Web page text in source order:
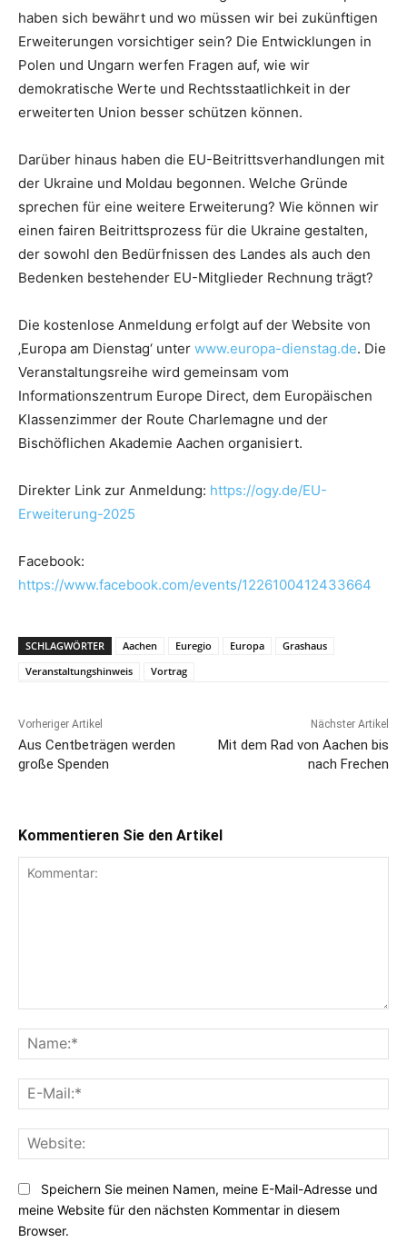
haben sich bewährt und wo müssen wir bei zukünftigen
Erweiterungen vorsichtiger sein? Die Entwicklungen in
Polen und Ungarn werfen Fragen auf, wie wir
demokratische Werte und Rechtsstaatlichkeit in der
erweiterten Union besser schützen können.
Darüber hinaus haben die EU-Beitrittsverhandlungen mit
der Ukraine und Moldau begonnen. Welche Gründe
sprechen für eine weitere Erweiterung? Wie können wir
einen fairen Beitrittsprozess für die Ukraine gestalten,
der sowohl den Bedürfnissen des Landes als auch den
Bedenken bestehender EU-Mitglieder Rechnung trägt?
Die kostenlose Anmeldung erfolgt auf der Website von
‚Europa am Dienstag‘ unter www.europa-dienstag.de. Die
Veranstaltungsreihe wird gemeinsam vom
Informationszentrum Europe Direct, dem Europäischen
Klassenzimmer der Route Charlemagne und der
Bischöflichen Akademie Aachen organisiert.
Direkter Link zur Anmeldung: https://ogy.de/EU-
Erweiterung-2025
Facebook:
https://www.facebook.com/events/1226100412433664
SCHLAGWÖRTER Aachen Euregio Europa
Grashaus
Veranstaltungshinweis
Vortrag
Vorheriger Artikel
Aus Centbeträgen werden
große Spenden
Nächster Artikel
Mit dem Rad von Aachen bis
nach Frechen
Kommentieren Sie den Artikel
Speichern Sie meinen Namen, meine E-Mail-Adresse und
meine Website für den nächsten Kommentar in diesem
Browser.